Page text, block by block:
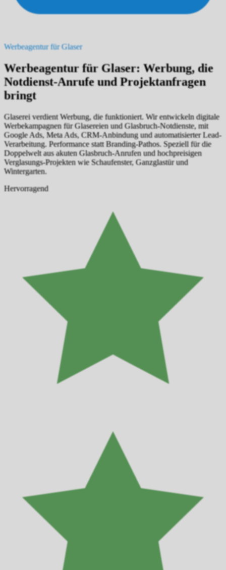
Werbeagentur für Glaser
Werbeagentur für Glaser: Werbung, die
Notdienst-Anrufe und Projektanfragen
bringt
Glaserei verdient Werbung, die funktioniert. Wir entwickeln digitale
Werbekampagnen für Glasereien und Glasbruch-Notdienste, mit
Google Ads, Meta Ads, CRM-Anbindung und automatisierter Lead-
Verarbeitung. Performance statt Branding-Pathos. Speziell für die
Doppelwelt aus akuten Glasbruch-Anrufen und hochpreisigen
Verglasungs-Projekten wie Schaufenster, Ganzglastür und
Wintergarten.
Hervorragend